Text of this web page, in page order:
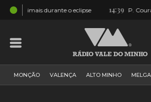
14:39 P. Coura: Eis a nova máquina dos
MONÇÃO VALENÇA ALTO MINHO